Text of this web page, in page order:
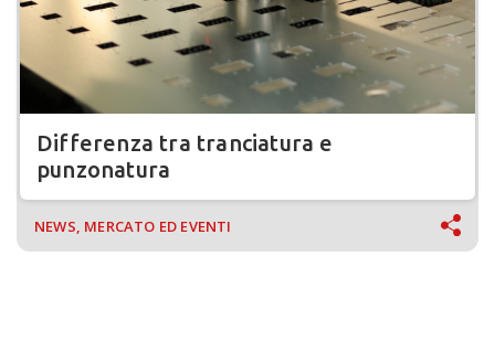
Differenza tra tranciatura e
punzonatura
NEWS, MERCATO ED EVENTI